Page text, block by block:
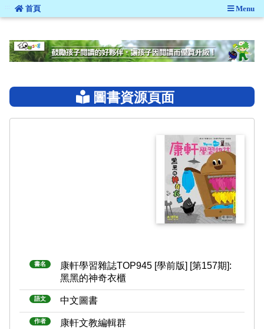
::: 首頁 Menu
圖書資源頁面
書名
康軒學習雜誌TOP945 [學前版] [第157期]:
黑黑的神奇衣櫃
語文 中文圖書
作者 康軒文教編輯群